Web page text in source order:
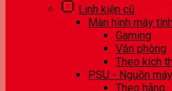
Linh kiện cũ
Màn hình máy
Gaming
Văn phòng
Theo kích
PSU - Nguồn
Theo hãng